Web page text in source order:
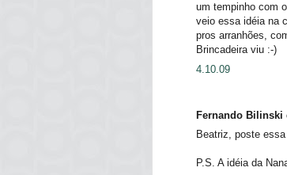
um tempinho com
veio essa idéia na
pros arranhões,
Brincadeira viu :-)
4.10.09
Fernando Bilinski
Beatriz, poste
P.S. A idéia da